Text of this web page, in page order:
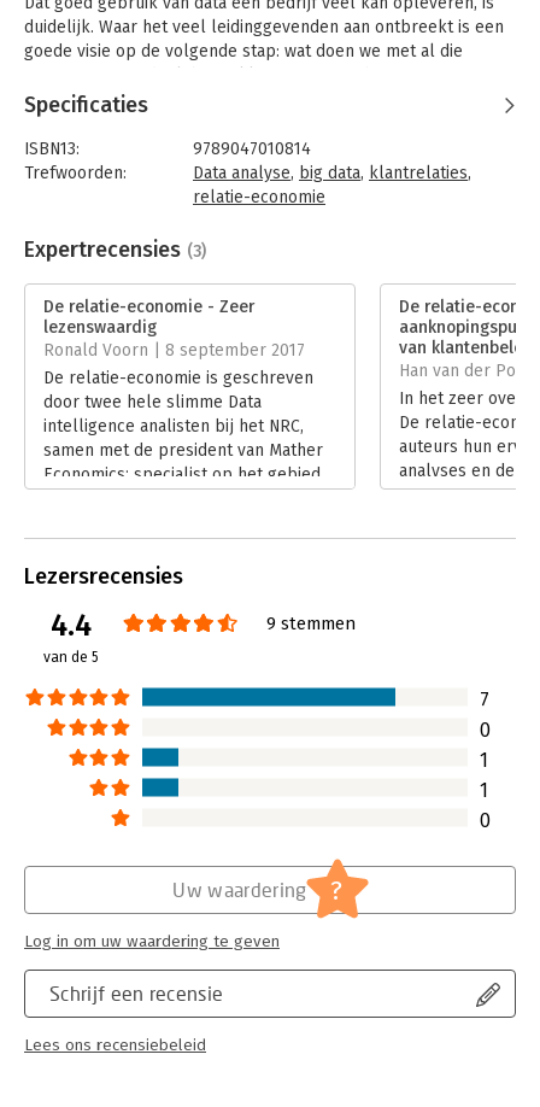
duidelijk. Waar het veel leidinggevenden aan ontbreekt is een
goede visie op de volgende stap: wat doen we met al die
langlopende relaties, moet centraal staan. Vaak blijkt dat je
daarvoor geen Big Data nodig hebt, maar slim moet werken
met de data die je al verzamelt.
De auteurs van dit boek leggen uit hoe je dat doet. Ze putten
dagbladensector. Door goed te kijken naar hun klantenbestand
en aan de keukentafel te luisteren naar individuele klanten
konden ze onnodige uitgaven voor bijvoorbeeld
proefabonnementen stoppen en het aantal opzeggingen met
50 procent verminderen.
Deze ervaring is breed toepasbaar. Relatiemanagement (al dan
niet via abonnementen) is voor allerlei branches een logische
stap – denk aan energie, voedsel, entertainment, vervoer en
andere diensten.
- Laat data voor je werken
- Ontwikkel begrip van je klanten
Specificaties
ISBN13:
9789047010814
Trefwoorden:
Data analyse, big data, klantrelaties,
relatie-economie
Bindwijze:
paperback
Uitgever:
Druk:
1
Verschijningsdatum:
21-6-2017
Hoofdrubriek: Marketing
Expertrecensies (3)
De relatie-economie - Zeer
lezenswaardig
Ronald Voorn | 8 september 2017
De relatie-economie is geschreven
door twee hele slimme Data
intelligence analisten bij het NRC,
samen met de president van Mather
Economics; specialist op het gebied
De relatie-
van
Han van der Pool
In het zeer
De relatie-
auteurs hun
analyses en de
van de bouw van
ervaringen vooral
Lees verder
Lezersrecensies
4.4
van de 5
9 stemmen
7
0
1
1
0
Schrijf een recensie
Lees ons recensiebeleid
Uw waardering ?
Log in om uw waardering te geven